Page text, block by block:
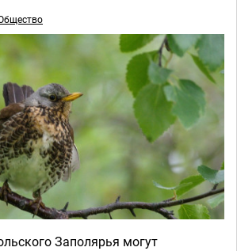
Заполярья могут